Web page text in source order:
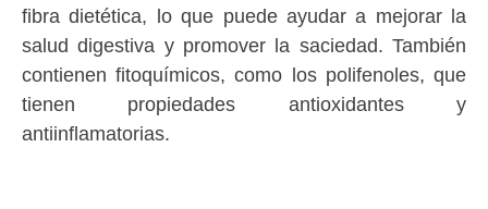
fibra dietética, lo que puede ayudar a mejorar la
salud digestiva y promover la saciedad. También
contienen fitoquímicos, como los polifenoles, que
tienen propiedades antioxidantes y
antiinflamatorias.